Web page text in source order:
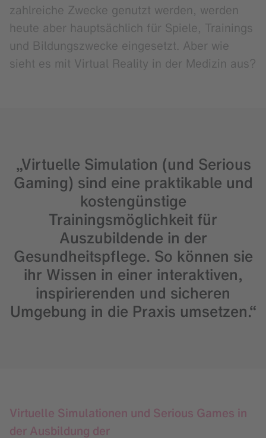
zahlreiche Zwecke genutzt werden, werden
heute aber hauptsächlich für Spiele, Trainings
und Bildungszwecke eingesetzt. Aber wie
sieht es mit Virtual Reality in der Medizin aus?
„Virtuelle Simulation (und Serious
Gaming) sind eine praktikable und
kostengünstige
Trainingsmöglichkeit für
Auszubildende in der
Gesundheitspflege. So können sie
ihr Wissen in einer interaktiven,
inspirierenden und sicheren
Umgebung in die Praxis umsetzen.“
Virtuelle Simulationen und Serious Games in
der Ausbildung der